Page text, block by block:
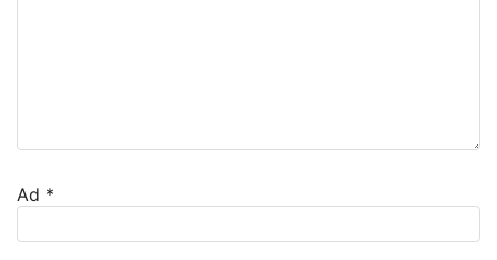
Ad *